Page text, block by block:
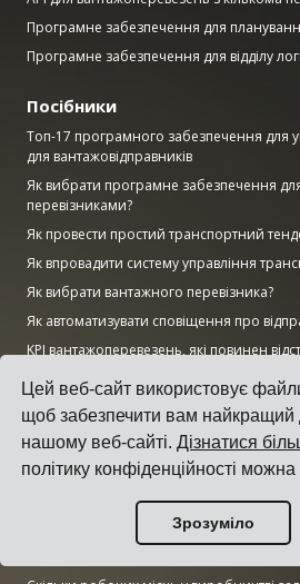
Цей веб-сайт використовує
щоб забезпечити вам найкращий
нашому веб-сайті.Дізнатися
політику конфіденційності
Зрозуміло
Програмне забезпечення для
Програмне забезпечення для відділу
Посібники
Топ-17 програмного забезпечення для
для вантажовідправників
Як вибрати програмне забезпечення
перевізниками?
Як провести простий транспортний
Як впровадити систему управління
Як вибрати вантажного перевізника?
Як автоматизувати сповіщення про
KPI вантажоперевезень, які повинен
Дослідження
Наскільки великий ринок штучного
Скільки CO2 виділяє транспортний
Наскільки великий логістичний ринок?
Наскільки великий ринок